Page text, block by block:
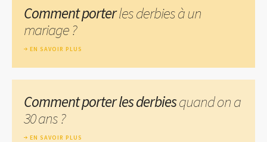
Comment porterles derbies à un
mariage ?
EN SAVOIR PLUS
Comment porter les derbiesquand on a
30 ans ?
EN SAVOIR PLUS